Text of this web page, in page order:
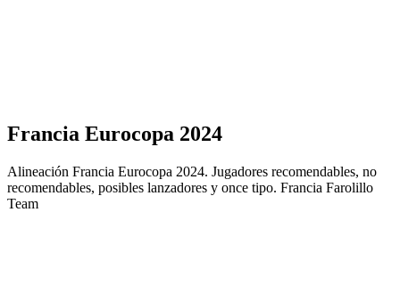
Francia Eurocopa 2024
Alineación Francia Eurocopa 2024. Jugadores recomendables, no
recomendables, posibles lanzadores y once tipo. Francia Farolillo
Team